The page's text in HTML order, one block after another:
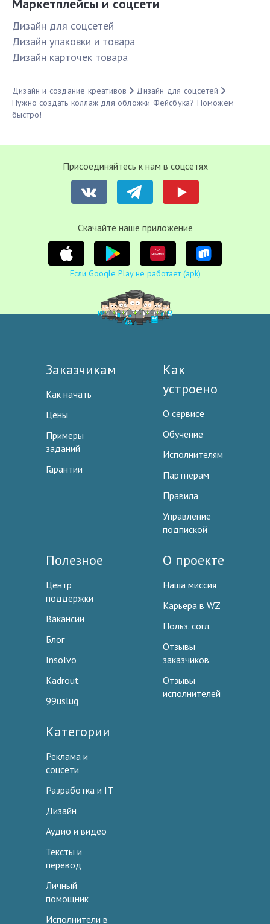
Маркетплейсы и соцсети
Дизайн для соцсетей
Дизайн упаковки и товара
Дизайн карточек товара
Дизайн и создание креативов
Дизайн для соцсетей
Нужно создать коллаж для обложки Фейсбука? Поможем
быстро!
Присоединяйтесь к нам в соцсетях
Cкачайте наше приложение
Если Google Play не работает (apk)
Заказчикам
Как начать
Цены
Примеры
заданий
Гарантии
Как
устроено
О сервисе
Обучение
Исполнителям
Партнерам
Правила
Управление
подпиской
Полезное
Центр
поддержки
Вакансии
Блог
Insolvo
Kadrout
99uslug
О проекте
Наша миссия
Карьера в WZ
Польз. согл.
Отзывы
заказчиков
Отзывы
исполнителей
Категории
Реклама и
соцсети
Разработка и IT
Дизайн
Аудио и видео
Тексты и
перевод
Личный
помощник
Исполнители в